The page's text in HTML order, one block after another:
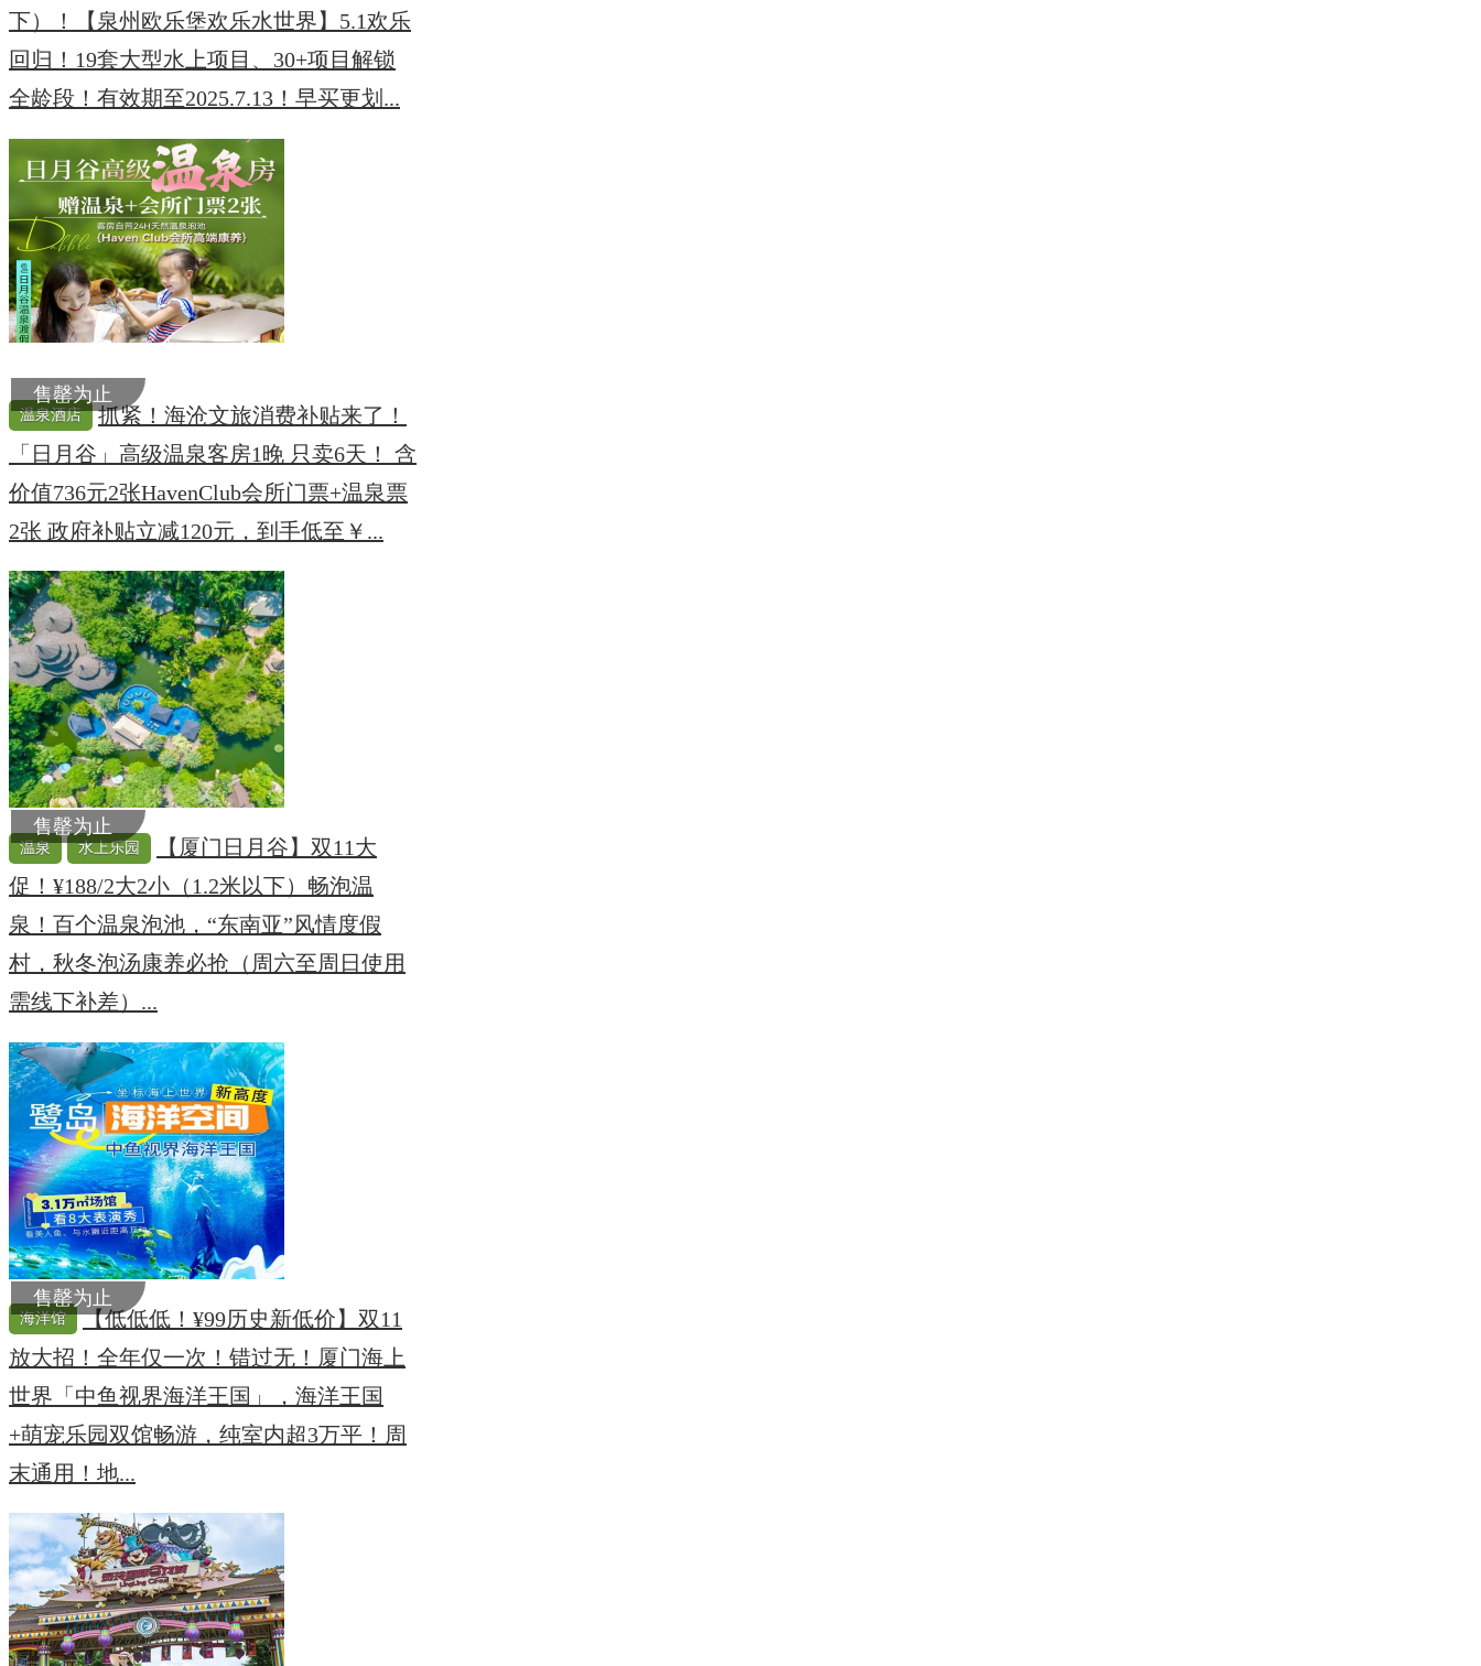
下）！【泉州欧乐堡欢乐水世界】5.1欢乐
回归！19套大型水上项目、30+项目解锁
全龄段！有效期至2025.7.13！早买更划...
温泉酒店
抓紧！海沧文旅消费补贴来了！
「日月谷」高级温泉客房1晚 只卖6天！ 含
价值736元2张HavenClub会所门票+温泉票
2张 政府补贴立减120元，到手低至￥...
售罄为止
温泉 水上乐园
【厦门日月谷】双11大
促！¥188/2大2小（1.2米以下）畅泡温
泉！百个温泉泡池，“东南亚”风情度假
村，秋冬泡汤康养必抢（周六至周日使用
需线下补差）...
售罄为止
海洋馆
【低低低！¥99历史新低价】双11
放大招！全年仅一次！错过无！厦门海上
世界「中鱼视界海洋王国」，海洋王国
+萌宠乐园双馆畅游，纯室内超3万平！周
末通用！地...
售罄为止